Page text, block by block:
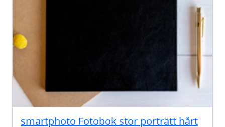
smartphoto Fotobok stor porträtt hårt